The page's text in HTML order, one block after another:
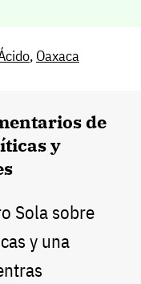
, Oaxaca
de
y
Sola sobre
y una